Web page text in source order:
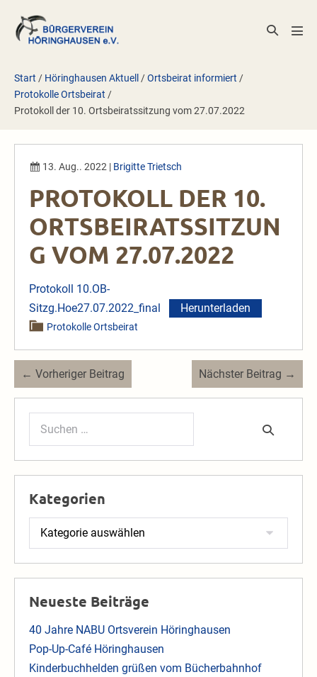
Inhalt
springen
Suche-
Start / Höringhausen Aktuell /Ortsbeirat informiert /
Protokolle Ortsbeirat /
Protokoll der 10. Ortsbeiratssitzung vom 27.07.2022
13. Aug.. 2022 | Brigitte Trietsch
PROTOKOLL DER 10.
ORTSBEIRATSSITZUN
G VOM 27.07.2022
Protokoll 10.OB-
Sitzg.Hoe27.07.2022_final
Herunterladen
Protokolle Ortsbeirat
Beitragsnavigation
← Vorheriger Beitrag Nächster Beitrag →
Suchen
Kategorien
Kategorien
Neueste Beiträge
40 Jahre NABU Ortsverein Höringhausen
Pop-Up-Café Höringhausen
Kinderbuchhelden grüßen vom Bücherbahnhof